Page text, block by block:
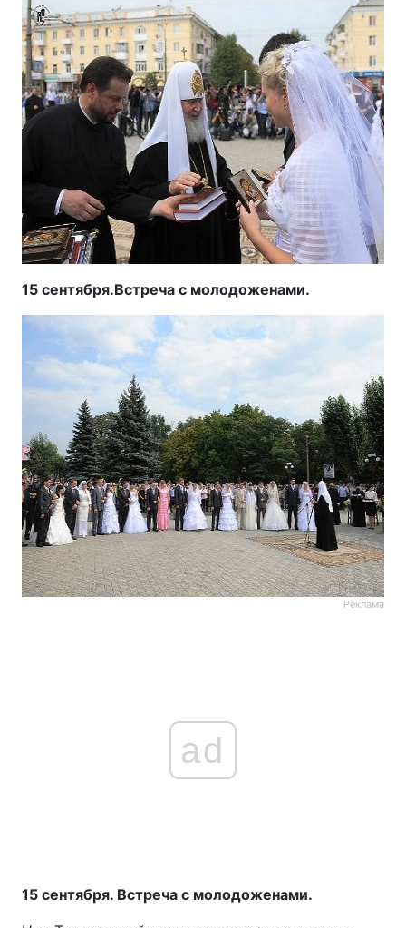
15 сентября.Встреча с молодоженами.
Реклама
ad
15 сентября. Встреча с молодоженами.